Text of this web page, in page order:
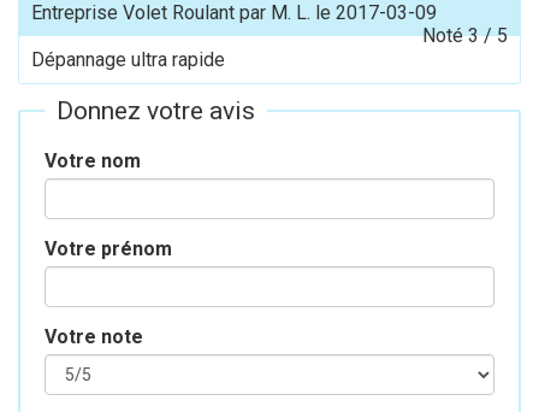
Entreprise Volet Roulant par M. L. le 2017-03-09
Noté3/5
Dépannage ultra rapide
Donnez votre avis
Votre nom
Votre prénom
Votre note